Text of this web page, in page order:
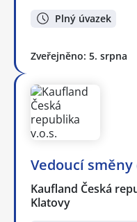
Plný úvazek
Zveřejněno: 5. srpna
Vedoucí
Kaufland Česká
Klatovy